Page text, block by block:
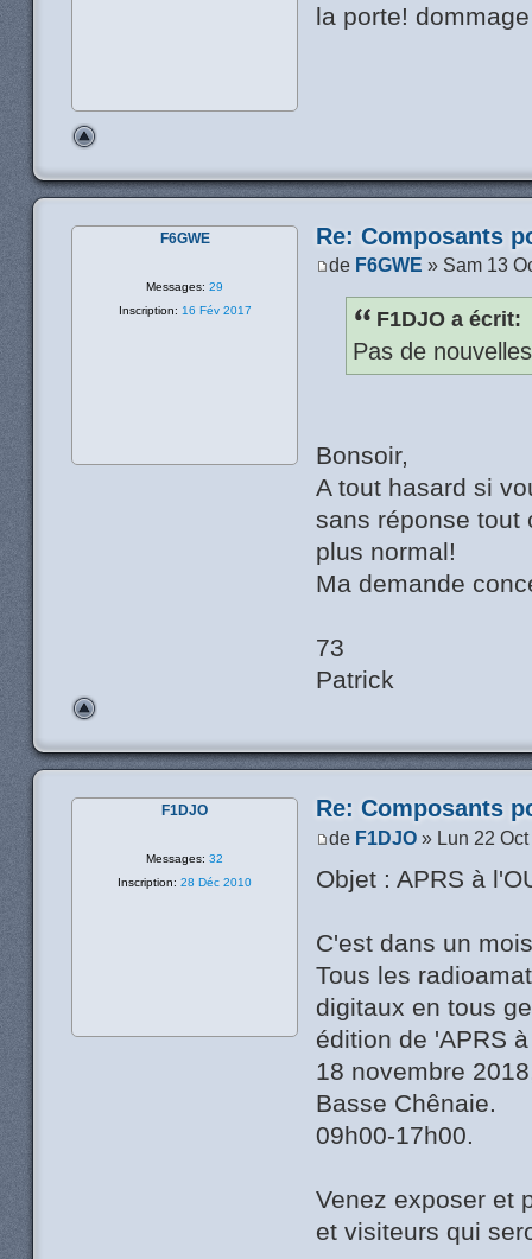
la porte!
Re: Composants
de F6GWE » Sam 13
F1DJO a écrit:
Pas de
Bonsoir,
A tout hasard si
sans réponse tout
plus normal!
Ma demande
73
Patrick
F6GWE
Messages: 29
Inscription: 16 Fév 2017
Re: Composants
de F1DJO » Lun 22
Objet : APRS à
C'est dans un
Tous les
digitaux en tous
édition de 'APRS
18 novembre
Basse Chênaie.
09h00-17h00.
Venez exposer et
et visiteurs qui
F1DJO
Messages: 32
Inscription: 28 Déc 2010